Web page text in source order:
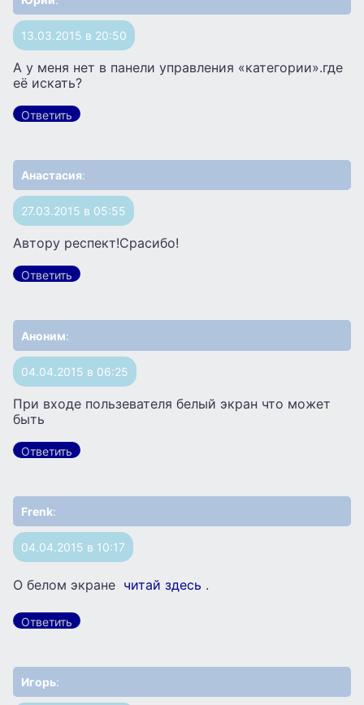
13.03.2015 в 20:50
А у меня нет в панели управления «категории».где
её искать?
Ответить
Анастасия:
27.03.2015 в 05:55
Автору респект!Срасибо!
Ответить
Аноним:
04.04.2015 в 06:25
При входе пользевателя белый экран что может
быть
Ответить
Frenk:
04.04.2015 в 10:17
О белом экране читай здесь .
Ответить
Игорь: